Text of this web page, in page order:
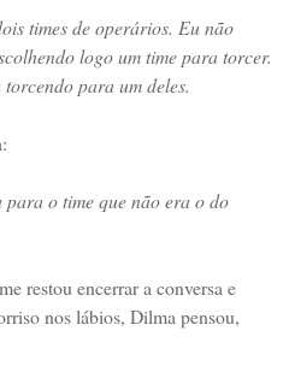
times de operários. Eu não
logo um time para torcer.
para um deles.
o time que não era o do
restou encerrar a conversa e
nos lábios, Dilma pensou,